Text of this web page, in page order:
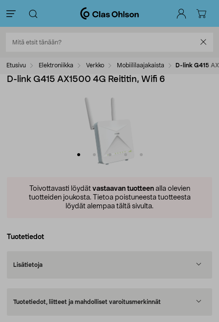
Etusivu Elektroniikka Verkko Mobiililaajakaista D-link G415
D-link G415 AX1500 4G Reititin, Wifi 6
Toivottavasti löydät vastaavan tuotteenalla olevien
tuotteiden joukosta. Tietoa poistuneesta tuotteesta
löydät alempaa tältä sivulta.
Tuotetiedot
Lisätietoja
Tuotetiedot, liitteet ja mahdolliset varoitusmerkinnät